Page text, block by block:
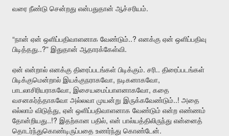
வரை நீண்டு சென்றது என்பதுதான் ஆச்சரியம்.
“நான் ஏன் ஒளிப்பதிவாளனாக வேண்டும்..? எனக்கு ஏன் ஒளிப்பதிவு
பிடித்தது..?” இதுதான் ஆதாரக்கேள்வி.
ஏன் என்றால் எனக்கு திரைப்படங்கள் பிடிக்கும். சரி.. திரைப்படங்கள்
பிடிக்குமென்றால் இயக்குநராகவோ, நடிகனாகவோ,
பாடலாசிரியராகவோ, இசையமைப்பாளனாகவோ, கதை
வசனகர்த்தாகவோ அல்லவா முயன்று இருக்கவேண்டும்..! அதை
எல்லாம் விடுத்து, ஏன் ஒளிப்பதிவாளனாக வேண்டும் என்ற எண்ணம்
தோன்றியது..!? இதற்கான பதில், என் பால்யத்திலிருந்து என்னைத்
தொடர்ந்துகொண்டிருப்பதை உணர்ந்து கொண்டேன்.